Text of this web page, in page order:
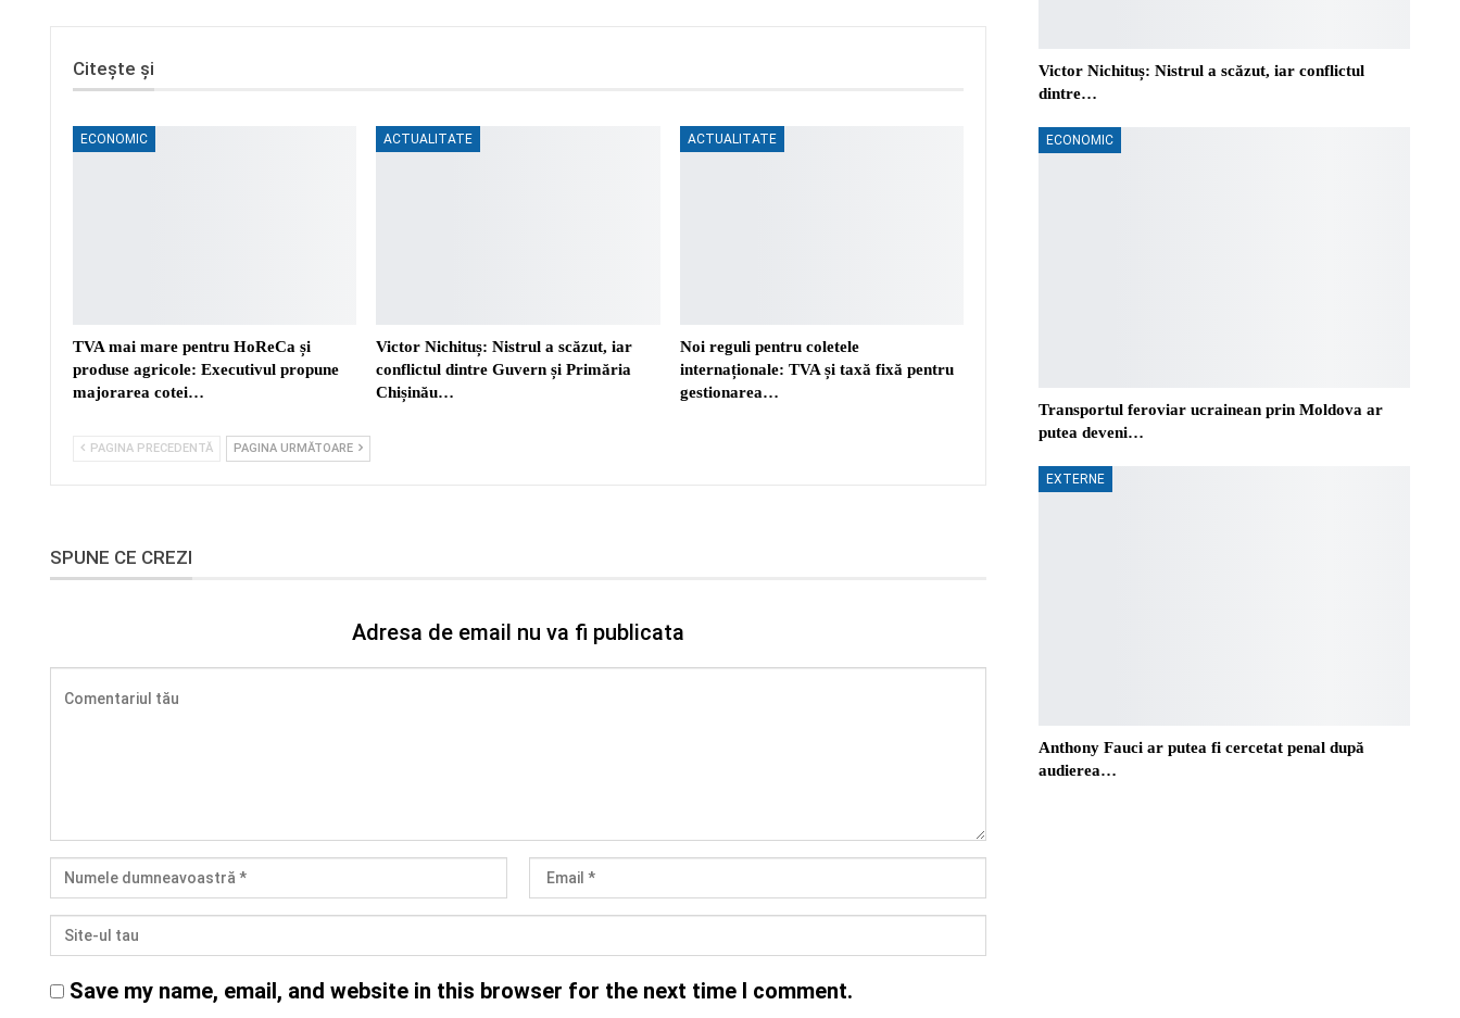
Citește și
ECONOMIC
TVA mai mare pentru HoReCa și
produse agricole: Executivul propune
majorarea cotei…
ACTUALITATE
Victor Nichituș: Nistrul a scăzut, iar
conflictul dintre Guvern și Primăria
Chișinău…
ACTUALITATE
Noi reguli pentru coletele
internaționale: TVA și taxă fixă pentru
gestionarea…
PAGINA PRECEDENTĂ PAGINA URMĂTOARE
SPUNE CE CREZI
Adresa de email nu va fi publicata
Save my name, email, and website in this browser for the next time I comment.
Victor Nichituș: Nistrul a scăzut, iar conflictul
dintre…
ECONOMIC
Transportul feroviar ucrainean prin Moldova ar
putea deveni…
EXTERNE
Anthony Fauci ar putea fi cercetat penal după
audierea…